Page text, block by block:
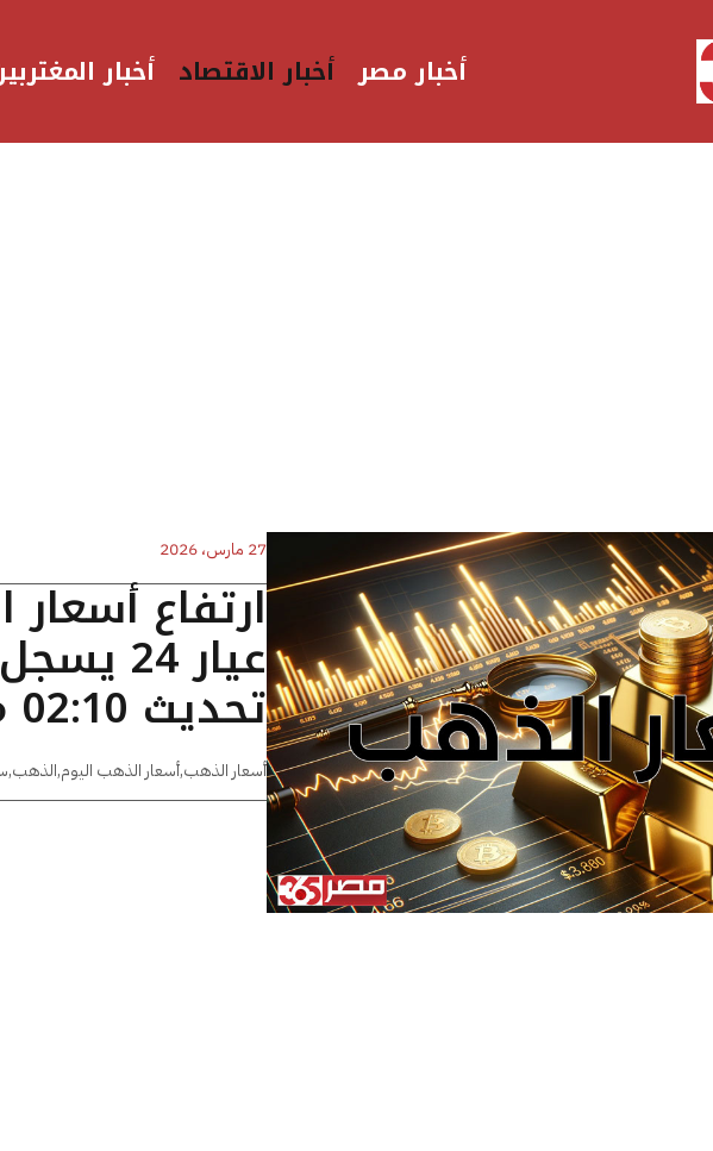
أخبار مصر أخبار الاقتصاد أخبار
27 مارس، 2026
ارتفاع
تحديث 02:10 مساءًا
أسعار الذهب,أسعار الذهب اليوم,الذهب,